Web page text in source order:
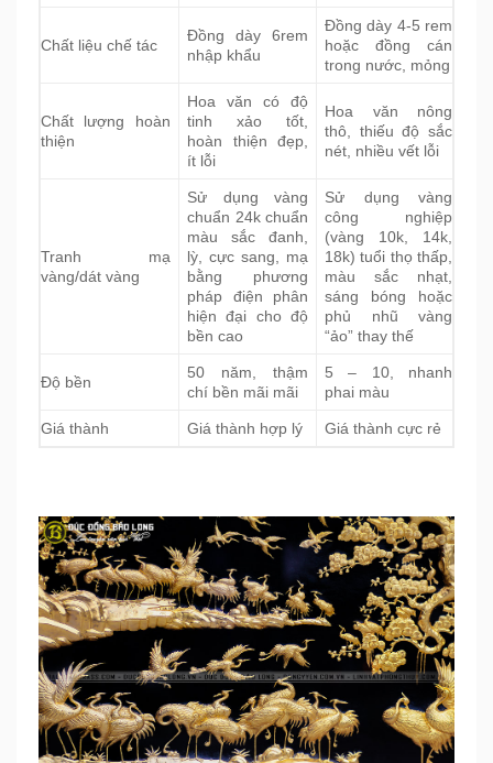
Chất liệu chế tác
Đồng dày 6rem
nhập khẩu
Đồng dày 4-5 rem
hoặc đồng cán
trong nước, mỏng
Chất lượng hoàn
thiện
Hoa văn có độ
tinh xảo tốt,
hoàn thiện đẹp,
ít lỗi
Hoa văn nông
thô, thiếu độ sắc
nét, nhiều vết lỗi
Tranh mạ
vàng/dát vàng
Sử dụng vàng
chuẩn 24k chuẩn
màu sắc đanh,
lỳ, cực sang, mạ
bằng phương
pháp điện phân
hiện đại cho độ
bền cao
Sử dụng vàng
công nghiệp
(vàng 10k, 14k,
18k) tuổi thọ thấp,
màu sắc nhạt,
sáng bóng hoặc
phủ nhũ vàng
“ảo” thay thế
Độ bền
50 năm, thậm
chí bền mãi mãi
5 – 10, nhanh
phai màu
Giá thành Giá thành hợp lý Giá thành cực rẻ